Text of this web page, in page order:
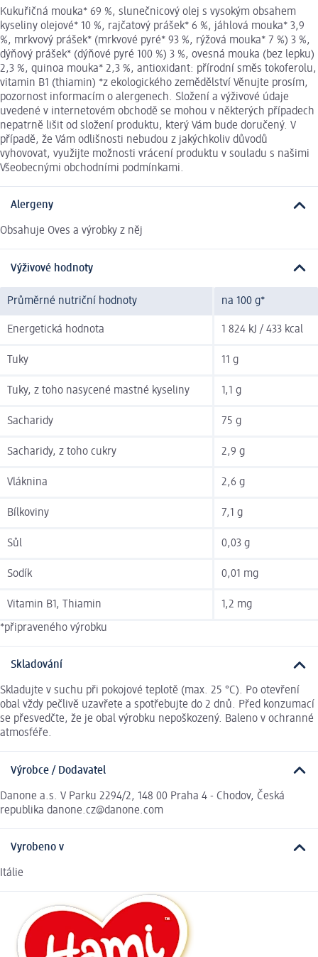
Kukuřičná mouka* 69 %, slunečnicový olej s vysokým obsahem
kyseliny olejové* 10 %, rajčatový prášek* 6 %, jáhlová mouka* 3,9
%, mrkvový prášek* (mrkvové pyré* 93 %, rýžová mouka* 7 %) 3 %,
dýňový prášek* (dýňové pyré 100 %) 3 %, ovesná mouka (bez lepku)
2,3 %, quinoa mouka* 2,3 %, antioxidant: přírodní směs tokoferolu,
vitamin B1 (thiamin) *z ekologického zemědělství Věnujte prosím,
pozornost informacím o alergenech. Složení a výživové údaje
uvedené v internetovém obchodě se mohou v některých případech
nepatrně lišit od složení produktu, který Vám bude doručený. V
případě, že Vám odlišnosti nebudou z jakýchkoliv důvodů
vyhovovat, využijte možnosti vrácení produktu v souladu s našimi
Všeobecnými obchodními podmínkami.
Alergeny
Obsahuje Oves a výrobky z něj
Výživové hodnoty
Průměrné nutriční hodnoty na 100 g*
Energetická hodnota 1 824 kJ / 433 kcal
Tuky 11 g
Tuky, z toho nasycené mastné kyseliny 1,1 g
Sacharidy 75 g
Sacharidy, z toho cukry 2,9 g
Vláknina 2,6 g
Bílkoviny 7,1 g
Sůl 0,03 g
Sodík 0,01 mg
Vitamin B1, Thiamin 1,2 mg
*připraveného výrobku
Skladování
Skladujte v suchu při pokojové teplotě (max. 25 °C). Po otevření
obal vždy pečlivě uzavřete a spotřebujte do 2 dnů. Před konzumací
se přesvedčte, že je obal výrobku nepoškozený. Baleno v ochranné
atmosféře.
Výrobce / Dodavatel
Danone a.s. V Parku 2294/2, 148 00 Praha 4 - Chodov, Česká
republika danone.cz@danone.com
Vyrobeno v
Itálie